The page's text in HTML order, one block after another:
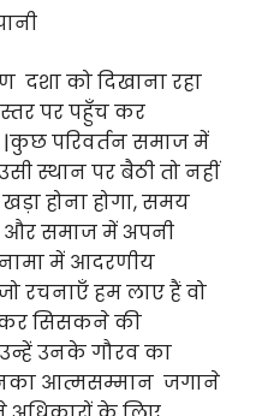
दशा को दिखाना रहा
पर पहुँच कर
|कुछ परिवर्तन समाज में
स्थान पर बैठी तो नहीं
होना होगा, समय
और समाज में अपनी
में आदरणीय
रचनाएँ हम लाए हैं वो
कर सिसकने की
उनके गौरव का
आत्मसम्मान जगाने